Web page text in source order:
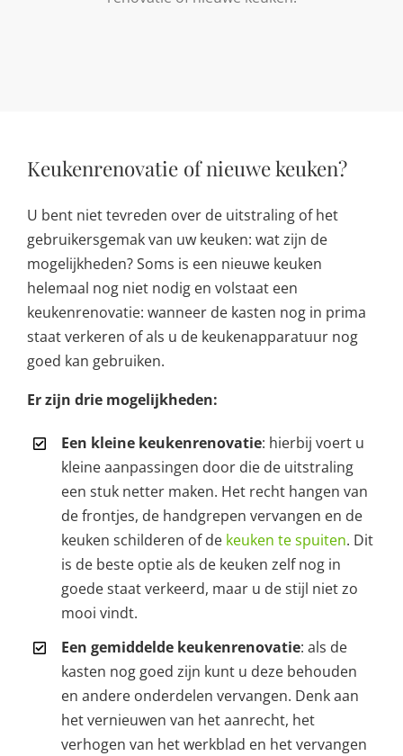
Keukenrenovatie of nieuwe keuken?
U bent niet tevreden over de uitstraling of het
gebruikersgemak van uw keuken: wat zijn de
mogelijkheden? Soms is een nieuwe keuken
helemaal nog niet nodig en volstaat een
keukenrenovatie: wanneer de kasten nog in prima
staat verkeren of als u de keukenapparatuur nog
goed kan gebruiken.
Er zijn drie mogelijkheden:
Een kleine keukenrenovatie: hierbij voert u
kleine aanpassingen door die de uitstraling
een stuk netter maken. Het recht hangen van
de frontjes, de handgrepen vervangen en de
keuken schilderen of de keuken te spuiten. Dit
is de beste optie als de keuken zelf nog in
goede staat verkeerd, maar u de stijl niet zo
mooi vindt.
Een gemiddelde keukenrenovatie: als de
kasten nog goed zijn kunt u deze behouden
en andere onderdelen vervangen. Denk aan
het vernieuwen van het aanrecht, het
verhogen van het werkblad en het vervangen